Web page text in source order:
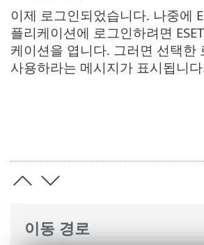
이동 경로
이제 로그인되었습니다. 나중에
플리케이션에 로그인하려면
케이션을 엽니다. 그러면 선택한
사용하라는 메시지가 표시됩니